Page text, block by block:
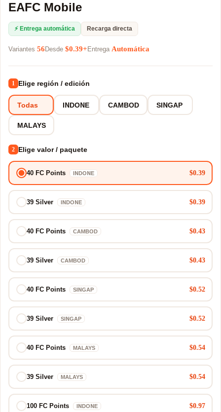
EAFC Mobile
⚡ Entrega automática Recarga directa
Variantes 56 Desde $0.39+ Entrega Automática
1 Elige región / edición
Todas INDONE CAMBOD SINGAP
MALAYS
2 Elige valor / paquete
40 FC Points INDONE $0.39
39 Silver INDONE $0.39
40 FC Points CAMBOD $0.43
39 Silver CAMBOD $0.43
40 FC Points SINGAP $0.52
39 Silver SINGAP $0.52
40 FC Points MALAYS $0.54
39 Silver MALAYS $0.54
100 FC Points INDONE $0.97